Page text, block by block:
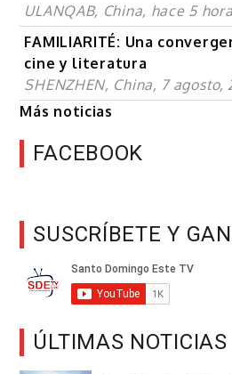
ULANQAB, China, hace 5
FAMILIARITÉ: Una
cine y literatura
SHENZHEN, China, 7 agosto,
Más noticias
FACEBOOK
SUSCRÍBETE Y
ÚLTIMAS NOTICIAS